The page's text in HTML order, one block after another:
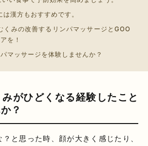
漢方もおすすめです。
くみの改善するリンパマッサージとGOO
を！
マッサージを体験しませんか？
がひどくなる経験したこと
？
と思った時、顔が大きく感じたり、